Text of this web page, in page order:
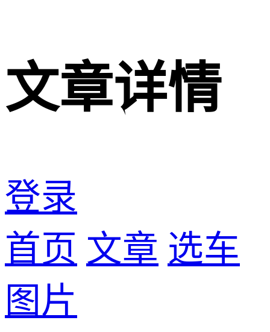
文章详情
登录
首页 文章 选车
图片